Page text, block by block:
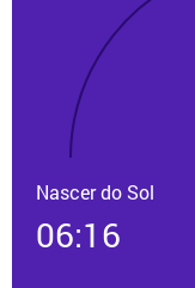
Nascer do Sol
06:16